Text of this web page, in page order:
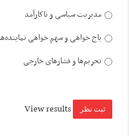
مدیریت سیاسی و ناکارآمد
باج خواهی و سهم خواهی
تحریم‌ها و فشارهای خارجی
View results